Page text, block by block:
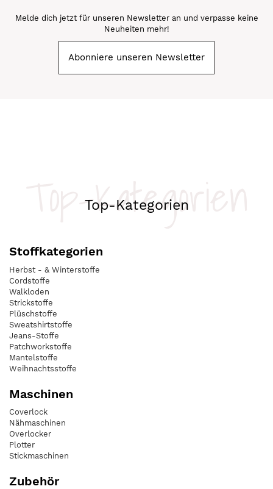
Melde dich jetzt für unseren Newsletter an und verpasse keine
Neuheiten mehr!
Abonniere unseren Newsletter
Top-Kategorien
Top-Kategorien
Stoffkategorien
Herbst - & Winterstoffe
Cordstoffe
Walkloden
Strickstoffe
Plüschstoffe
Sweatshirtstoffe
Jeans-Stoffe
Patchworkstoffe
Mantelstoffe
Weihnachtsstoffe
Maschinen
Coverlock
Nähmaschinen
Overlocker
Plotter
Stickmaschinen
Zubehör